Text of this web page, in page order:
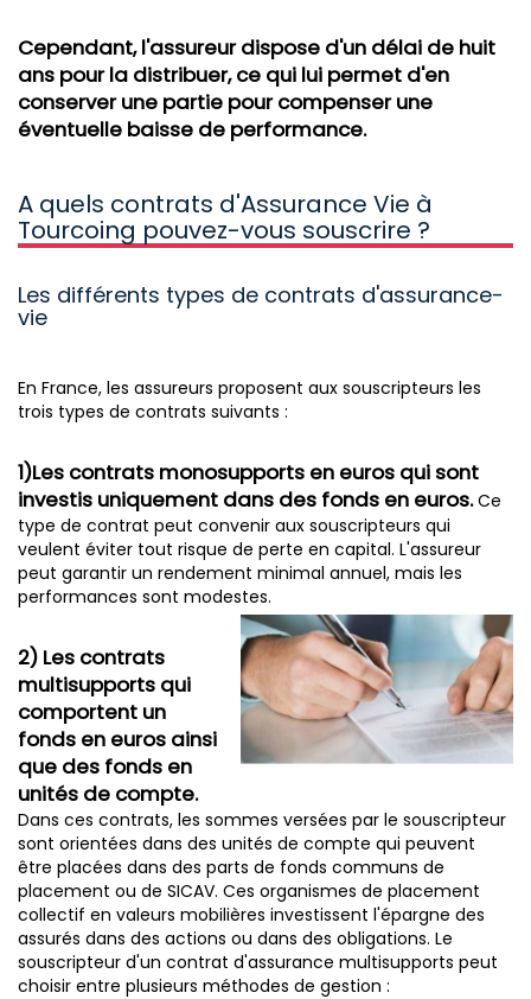
Cependant, l'assureur dispose d'un délai de huit
ans pour la distribuer, ce qui lui permet d'en
conserver une partie pour compenser une
éventuelle baisse de performance.
A quels contrats d'Assurance Vie à
Tourcoing pouvez-vous souscrire ?
Les différents types de contrats d'assurance-
vie
En France, les assureurs proposent aux souscripteurs les
trois types de contrats suivants :
1)Les contrats monosupports en euros qui sont
investis uniquement dans des fonds en euros.Ce
type de contrat peut convenir aux souscripteurs qui
veulent éviter tout risque de perte en capital. L'assureur
peut garantir un rendement minimal annuel, mais les
performances sont modestes.
2) Les contrats
multisupports qui
comportent un
fonds en euros ainsi
que des fonds en
unités de compte.
Dans ces contrats, les sommes versées par le souscripteur
sont orientées dans des unités de compte qui peuvent
être placées dans des parts de fonds communs de
placement ou de SICAV. Ces organismes de placement
collectif en valeurs mobilières investissent l'épargne des
assurés dans des actions ou dans des obligations. Le
souscripteur d'un contrat d'assurance multisupports peut
choisir entre plusieurs méthodes de gestion :